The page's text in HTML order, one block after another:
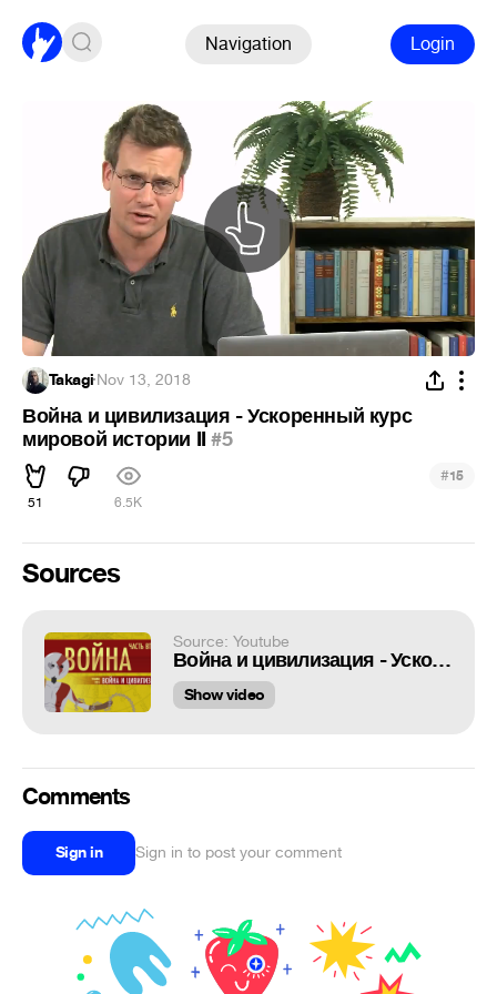
Navigation Login
Takagi·Nov 13, 2018
Война и цивилизация - Ускоренный курс
мировой истории II#5
51 6.5K
#15
Sources
Source: Youtube
Война и цивилизация - Ускоренный курс мировой истории II #5
Show video
Comments
Sign in Sign in to post your comment